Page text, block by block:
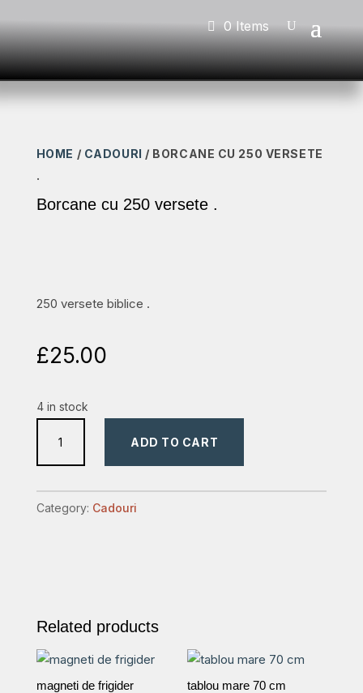
0 Items
HOME / CADOURI / BORCANE CU 250 VERSETE
.
Borcane cu 250 versete .
250 versete biblice .
£25.00
4 in stock
versete
ADD TO CART
Category: Cadouri
Related products
magneti de frigider
tablou mare 70 cm